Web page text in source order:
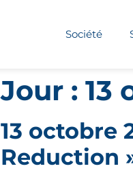
Société
Jour : 13
13 octobre
Reduction